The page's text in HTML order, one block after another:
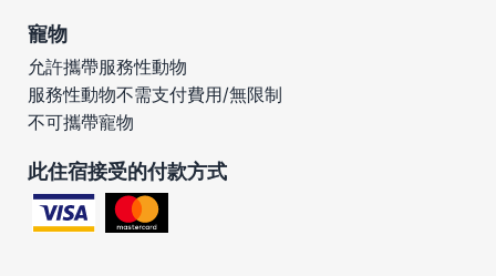
寵物
允許攜帶服務性動物
服務性動物不需支付費用/無限制
不可攜帶寵物
此住宿接受的付款方式